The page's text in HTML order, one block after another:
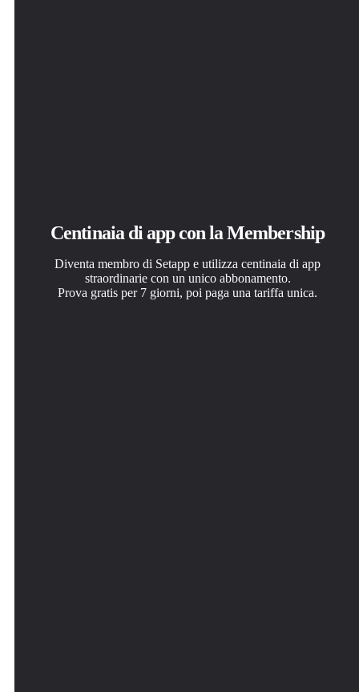
Centinaia di app con la Membership
Diventa membro di Setapp e utilizza centinaia di app
straordinarie con un unico abbonamento.
Prova gratis per 7 giorni, poi paga una tariffa unica.